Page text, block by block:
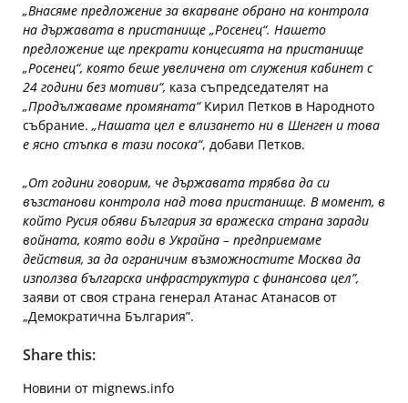
„Внасяме предложение за вкарване обрано на контрола
на държавата в пристанище „Росенец“. Нашето
предложение ще прекрати концесията на пристанище
„Росенец“, която беше увеличена от служения кабинет с
24 години без мотиви“, каза съпредседателят на
„Продължаваме промяната“Кирил Петков в Народното
събрание. „Нашата цел е влизането ни в Шенген и това
е ясно стъпка в тази посока“, добави Петков.
„От години говорим, че държавата трябва да си
възстанови контрола над това пристанище. В момент, в
който Русия обяви България за вражеска страна заради
войната, която води в Украйна – предприемаме
действия, за да ограничим възможностите Москва да
използва българска инфраструктура с финансова цел”,
заяви от своя страна генерал Атанас Атанасов от
„Демократична България”.
Share this:
Новини от mignews.info